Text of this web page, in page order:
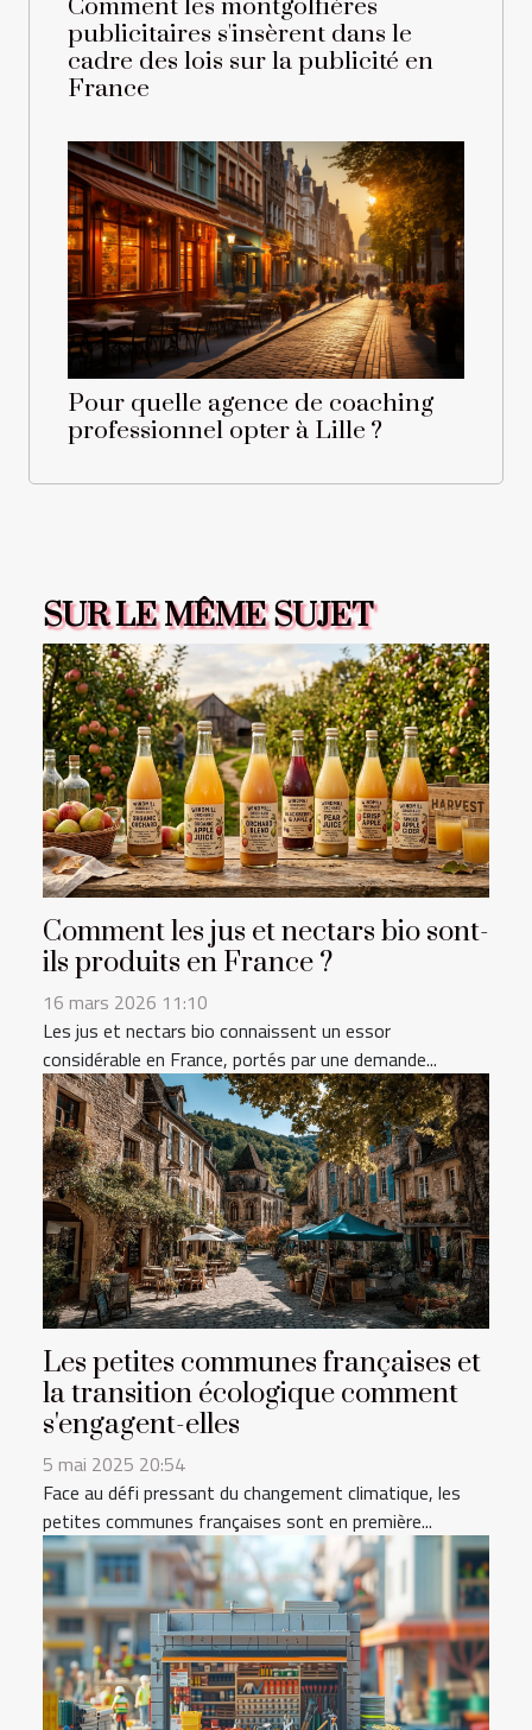
Comment les montgolfières
publicitaires s'insèrent dans le
cadre des lois sur la publicité en
France
Pour quelle agence de coaching
professionnel opter à Lille ?
SUR LE MÊME SUJET
Comment les jus et nectars bio sont-
ils produits en France ?
16 mars 2026 11:10
Les jus et nectars bio connaissent un essor
considérable en France, portés par une demande...
Les petites communes françaises et
la transition écologique comment
s'engagent-elles
5 mai 2025 20:54
Face au défi pressant du changement climatique, les
petites communes françaises sont en première...